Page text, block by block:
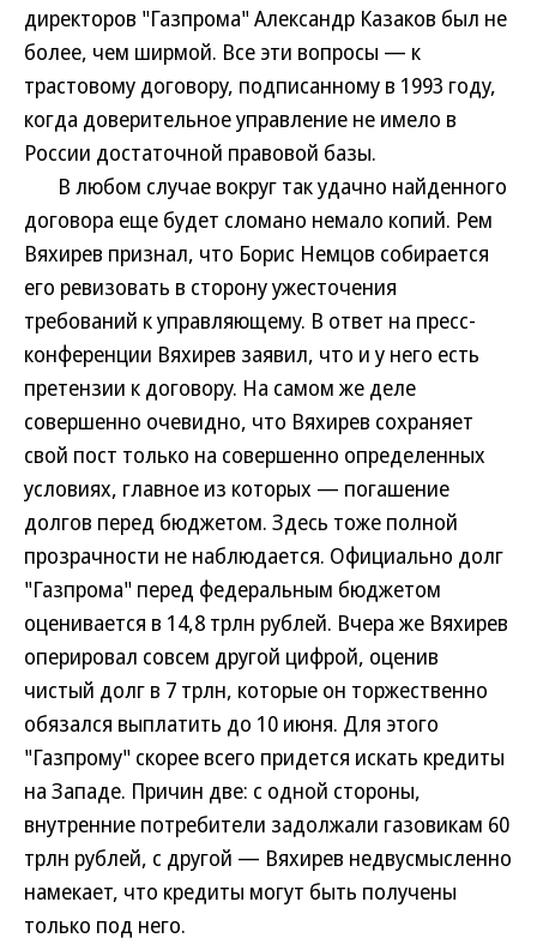
директоров "Газпрома" Александр Казаков был не
более, чем ширмой. Все эти вопросы — к
трастовому договору, подписанному в 1993 году,
когда доверительное управление не имело в
России достаточной правовой базы.
В любом случае вокруг так удачно найденного
договора еще будет сломано немало копий. Рем
Вяхирев признал, что Борис Немцов собирается
его ревизовать в сторону ужесточения
требований к управляющему. В ответ на пресс-
конференции Вяхирев заявил, что и у него есть
претензии к договору. На самом же деле
совершенно очевидно, что Вяхирев сохраняет
свой пост только на совершенно определенных
условиях, главное из которых — погашение
долгов перед бюджетом. Здесь тоже полной
прозрачности не наблюдается. Официально долг
"Газпрома" перед федеральным бюджетом
оценивается в 14,8 трлн рублей. Вчера же Вяхирев
оперировал совсем другой цифрой, оценив
чистый долг в 7 трлн, которые он торжественно
обязался выплатить до 10 июня. Для этого
"Газпрому" скорее всего придется искать кредиты
на Западе. Причин две: с одной стороны,
внутренние потребители задолжали газовикам 60
трлн рублей, с другой — Вяхирев недвусмысленно
намекает, что кредиты могут быть получены
только под него.